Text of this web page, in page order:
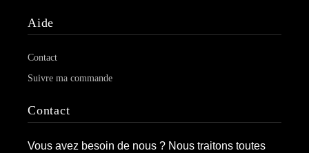
Aide
Contact
Suivre ma commande
Contact
Vous avez besoin de nous ? Nous traitons toutes